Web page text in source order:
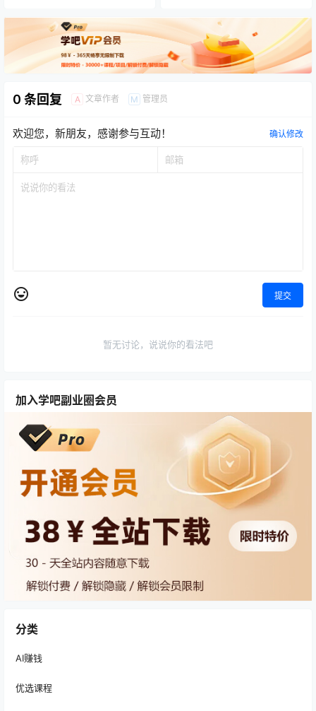
0 条回复 A 文章作者 M 管理员
欢迎您，新朋友，感谢参与互动！ 确认修改
提交
暂无讨论，说说你的看法吧
加入学吧副业圈会员
分类
AI赚钱
优选课程